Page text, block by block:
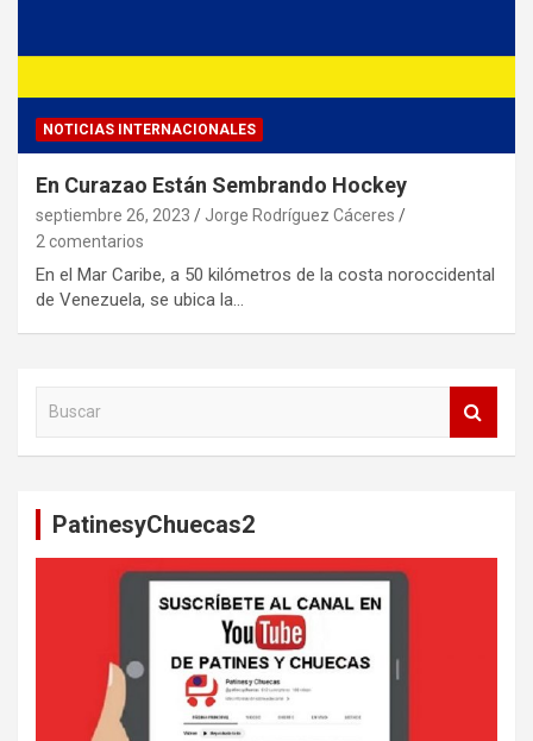
NOTICIAS INTERNACIONALES
En Curazao Están Sembrando Hockey
septiembre 26, 2023
Jorge Rodríguez Cáceres
2 comentarios
En el Mar Caribe, a 50 kilómetros de la costa noroccidental
de Venezuela, se ubica la…
PatinesyChuecas2